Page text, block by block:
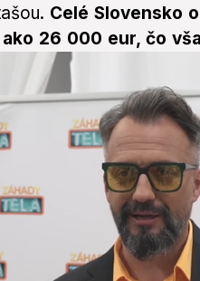
Celé Slovensko
26 000 eur, čo